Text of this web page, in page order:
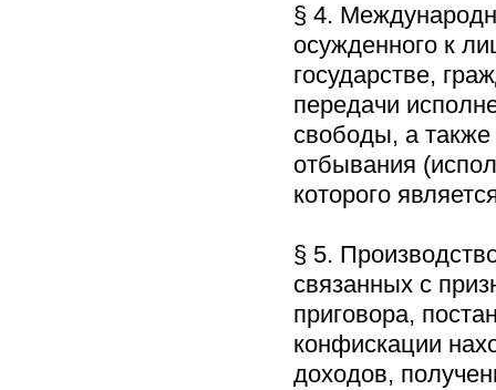
§ 4.
осужденного к
государстве,
передачи
свободы, а также
отбывания
которого
§ 5.
связанных с
приговора,
конфискации
доходов,